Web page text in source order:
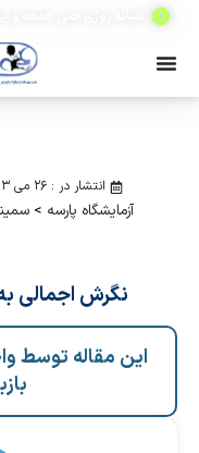
انتشار در : ۲۶ می ۲۰۱۳
آزمایشگاه پارسه >
نگرش اجمالی
این مقاله توسط